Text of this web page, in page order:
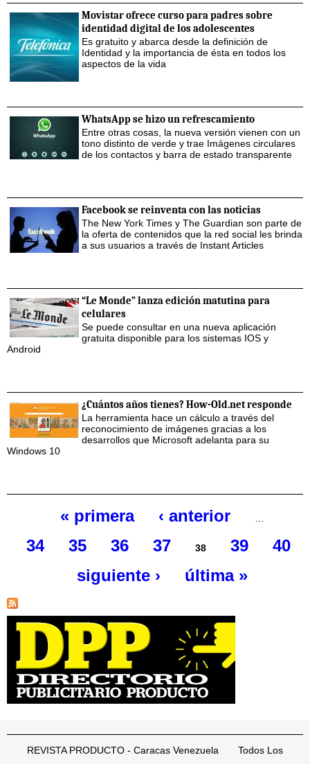
Movistar ofrece curso para padres sobre
identidad digital de los adolescentes
Es gratuito y abarca desde la definición de
Identidad y la importancia de ésta en todos los
aspectos de la vida
WhatsApp se hizo un refrescamiento
Entre otras cosas, la nueva versión vienen con un
tono distinto de verde y trae Imágenes circulares
de los contactos y barra de estado transparente
Facebook se reinventa con las noticias
The New York Times y The Guardian son parte de
la oferta de contenidos que la red social les brinda
a sus usuarios a través de Instant Articles
“Le Monde” lanza edición matutina para
celulares
Se puede consultar en una nueva aplicación
gratuita disponible para los sistemas IOS y
Android
¿Cuántos años tienes? How-Old.net responde
La herramienta hace un cálculo a través del
reconocimiento de imágenes gracias a los
desarrollos que Microsoft adelanta para su
Windows 10
Páginas
« primera ‹ anterior …
34 35 36 37 38 39
40
siguiente ›
última »
REVISTA PRODUCTO - Caracas Venezuela Todos Los